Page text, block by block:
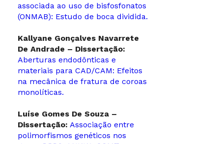
associada ao uso de bisfosfonatos
(ONMAB): Estudo de boca dividida.
Kallyane Gonçalves Navarrete
De Andrade – Dissertação:
Aberturas endodônticas e
materiais para CAD/CAM: Efeitos
na mecânica de fratura de coroas
monolíticas.
Luíse Gomes De Souza –
Dissertação: Associação entre
polimorfismos genéticos nos